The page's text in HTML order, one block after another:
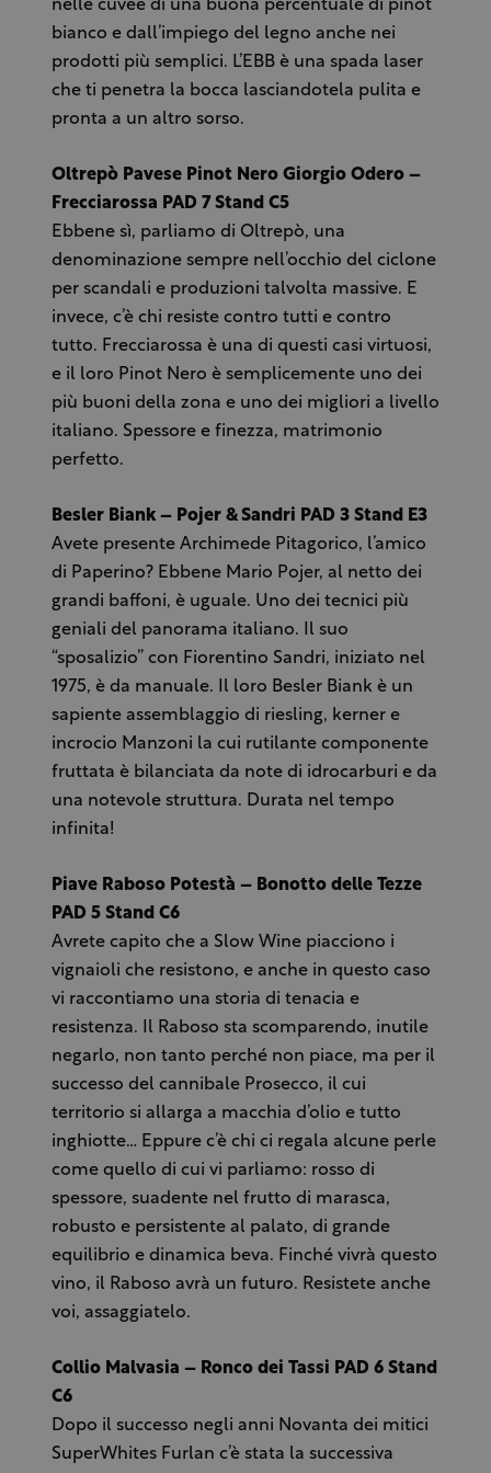
nelle cuvée di una buona percentuale di pinot
bianco e dall’impiego del legno anche nei
prodotti più semplici. L’EBB è una spada laser
che ti penetra la bocca lasciandotela pulita e
pronta a un altro sorso.
Oltrepò Pavese Pinot Nero Giorgio Odero –
Frecciarossa PAD 7 Stand C5
Ebbene sì, parliamo di Oltrepò, una
denominazione sempre nell’occhio del ciclone
per scandali e produzioni talvolta massive. E
invece, c’è chi resiste contro tutti e contro
tutto. Frecciarossa è una di questi casi virtuosi,
e il loro Pinot Nero è semplicemente uno dei
più buoni della zona e uno dei migliori a livello
italiano. Spessore e finezza, matrimonio
perfetto.
Besler Biank – Pojer & Sandri PAD 3 Stand E3
Avete presente Archimede Pitagorico, l’amico
di Paperino? Ebbene Mario Pojer, al netto dei
grandi baffoni, è uguale. Uno dei tecnici più
geniali del panorama italiano. Il suo
“sposalizio” con Fiorentino Sandri, iniziato nel
1975, è da manuale. Il loro Besler Biank è un
sapiente assemblaggio di riesling, kerner e
incrocio Manzoni la cui rutilante componente
fruttata è bilanciata da note di idrocarburi e da
una notevole struttura. Durata nel tempo
infinita!
Piave Raboso Potestà – Bonotto delle Tezze
PAD 5 Stand C6
Avrete capito che a Slow Wine piacciono i
vignaioli che resistono, e anche in questo caso
vi raccontiamo una storia di tenacia e
resistenza. Il Raboso sta scomparendo, inutile
negarlo, non tanto perché non piace, ma per il
successo del cannibale Prosecco, il cui
territorio si allarga a macchia d’olio e tutto
inghiotte… Eppure c’è chi ci regala alcune perle
come quello di cui vi parliamo: rosso di
spessore, suadente nel frutto di marasca,
robusto e persistente al palato, di grande
equilibrio e dinamica beva. Finché vivrà questo
vino, il Raboso avrà un futuro. Resistete anche
voi, assaggiatelo.
Collio Malvasia – Ronco dei Tassi PAD 6 Stand
C6
Dopo il successo negli anni Novanta dei mitici
SuperWhites Furlan c’è stata la successiva